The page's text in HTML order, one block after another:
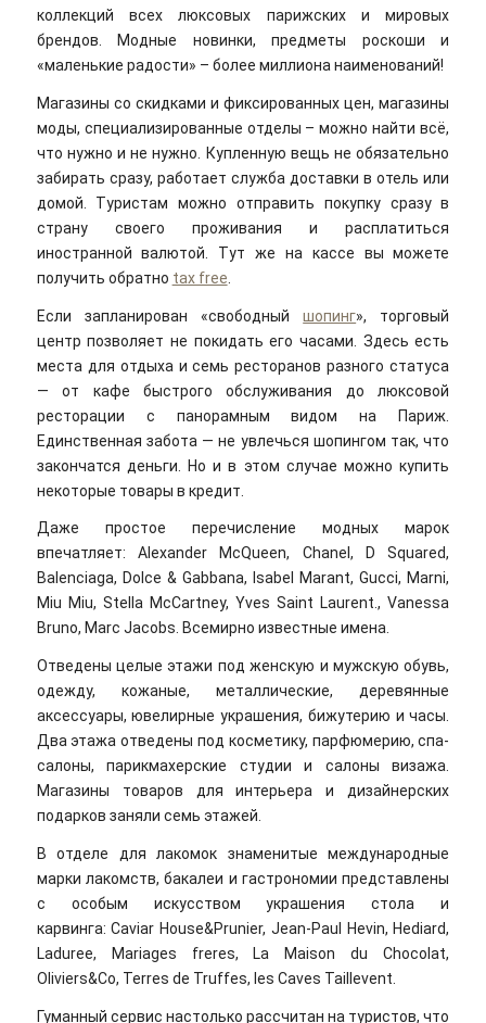
коллекций всех люксовых парижских и мировых
брендов. Модные новинки, предметы роскоши и
«маленькие радости» – более миллиона наименований!
Магазины со скидками и фиксированных цен, магазины
моды, специализированные отделы – можно найти всё,
что нужно и не нужно. Купленную вещь не обязательно
забирать сразу, работает служба доставки в отель или
домой. Туристам можно отправить покупку сразу в
страну своего проживания и расплатиться
иностранной валютой. Тут же на кассе вы можете
получить обратно tax free
Если запланирован «свободныйшопинг», торговый
центр позволяет не покидать его часами. Здесь есть
места для отдыха и семь ресторанов разного статуса
— от кафе быстрого обслуживания до люксовой
ресторации с панорамным видом на Париж.
Единственная забота — не увлечься шопингом так, что
закончатся деньги. Но и в этом случае можно купить
некоторые товары в кредит.
Даже простое перечисление модных марок
впечатляет: Alexander McQueen, Chanel, D Squared,
Balenciaga, Dolce & Gabbana, Isabel Marant, Gucci, Marni,
Miu Miu, Stella McCartney, Yves Saint Laurent., Vanessa
Bruno, Marc Jacobs. Всемирно известные имена.
Отведены целые этажи под женскую и мужскую обувь,
одежду, кожаные, металлические, деревянные
аксессуары, ювелирные украшения, бижутерию и часы.
Два этажа отведены под косметику, парфюмерию, спа-
салоны, парикмахерские студии и салоны визажа.
Магазины товаров для интерьера и дизайнерских
подарков заняли семь этажей.
В отделе для лакомок знаменитые международные
марки лакомств, бакалеи и гастрономии представлены
с особым искусством украшения стола и
карвинга: Caviar House&Prunier, Jean-Paul Hevin, Hediard,
Laduree, Mariages freres, La Maison du Chocolat,
Oliviers&Co, Terres de Truffes, les Caves Taillevent.
Гуманный сервис настолько рассчитан на туристов, что